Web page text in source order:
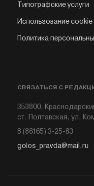
Типографские услуги
Использование cookie
Политика
СВЯЗАТЬСЯ С
353800,
ст. Полтавская, ул.
8 (86165) 3-25-83
golos_pravda@mail.ru